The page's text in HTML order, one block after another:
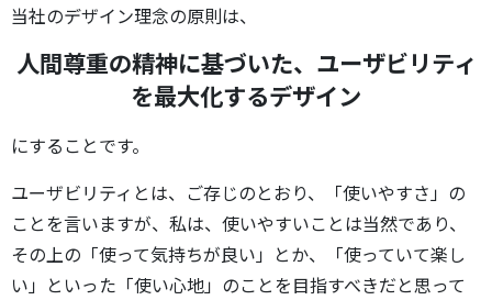
当社のデザイン理念の原則は、
人間尊重の精神に基づいた、ユーザビリティ
を最大化するデザイン
にすることです。
ユーザビリティとは、ご存じのとおり、「使いやすさ」の
ことを言いますが、私は、使いやすいことは当然であり、
その上の「使って気持ちが良い」とか、「使っていて楽し
い」といった「使い心地」のことを目指すべきだと思って